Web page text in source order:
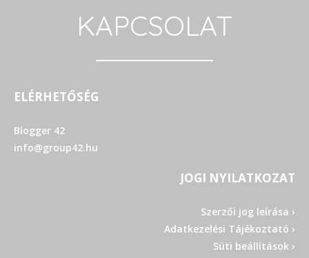
KAPCSOLAT
ELÉRHETŐSÉG
Blogger 42
info@group42.hu
JOGI NYILATKOZAT
Szerzői jog leírása ›
Adatkezelési Tájékoztató ›
Süti beállítások ›